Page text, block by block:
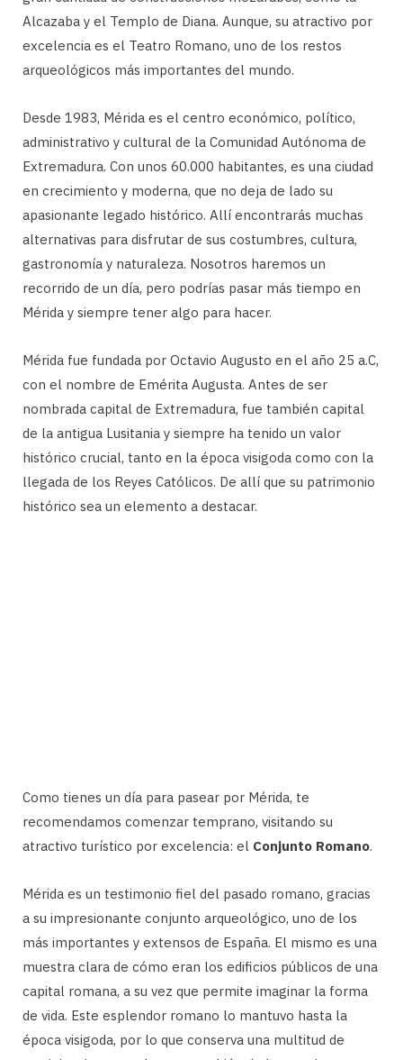
Alcazaba y el Templo de Diana. Aunque, su atractivo por
excelencia es el Teatro Romano, uno de los restos
arqueológicos más importantes del mundo.
Desde 1983, Mérida es el centro económico, político,
administrativo y cultural de la Comunidad Autónoma de
Extremadura. Con unos 60.000 habitantes, es una ciudad
en crecimiento y moderna, que no deja de lado su
apasionante legado histórico. Allí encontrarás muchas
alternativas para disfrutar de sus costumbres, cultura,
gastronomía y naturaleza. Nosotros haremos un
recorrido de un día, pero podrías pasar más tiempo en
Mérida y siempre tener algo para hacer.
Mérida fue fundada por Octavio Augusto en el año 25 a.C,
con el nombre de Emérita Augusta. Antes de ser
nombrada capital de Extremadura, fue también capital
de la antigua Lusitania y siempre ha tenido un valor
histórico crucial, tanto en la época visigoda como con la
llegada de los Reyes Católicos. De allí que su patrimonio
histórico sea un elemento a destacar.
Como tienes un día para pasear por Mérida, te
recomendamos comenzar temprano, visitando su
atractivo turístico por excelencia: el Conjunto Romano.
Mérida es un testimonio fiel del pasado romano, gracias
a su impresionante conjunto arqueológico, uno de los
más importantes y extensos de España. El mismo es una
muestra clara de cómo eran los edificios públicos de una
capital romana, a su vez que permite imaginar la forma
de vida. Este esplendor romano lo mantuvo hasta la
época visigoda, por lo que conserva una multitud de